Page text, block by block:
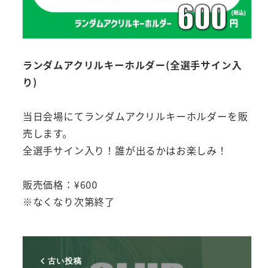
ランダムアクリルキーホルダー(全選手サイン入
り)
当日会場にてランダムアクリルキーホルダーを販
売します。
全選手サイン入り！誰が出るかはお楽しみ！
販売価格：¥600
※なくなり次第終了
古い投稿